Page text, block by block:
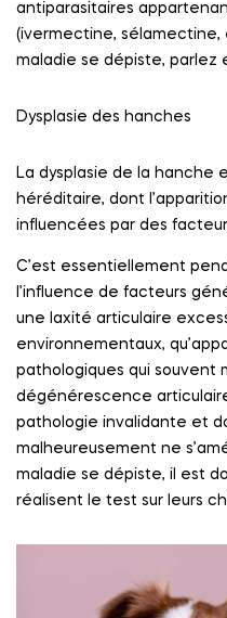
antiparasitaires
(ivermectine,
maladie se dépiste, parlez
Dysplasie des hanches
La dysplasie de la hanche
héréditaire, dont
influencées par des
C’est essentiellement
l’influence de facteurs
une laxité articulaire
environnementaux,
pathologiques qui souvent
dégénérescence
pathologie invalidante et
malheureusement ne
maladie se dépiste, il est
réalisent le test sur leurs